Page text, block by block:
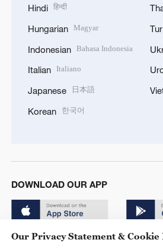
Hindi हिन्दी
Hungarian Magyar
Indonesian Bahasa Indonesia
Italian Italiano
Japanese 日本語
Korean 한국어
DOWNLOAD OUR APP
Our Privacy Statement & Cookie